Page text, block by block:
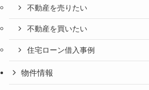
不動産を売りたい
不動産を買いたい
住宅ローン借入事例
物件情報